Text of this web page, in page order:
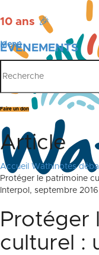
10 ans 🎉
ÉVÉNEMENTS
PUBLICATIONS
Menu
Faire un don
Article
Accueil
Wathinotes
Protéger le patrimoine
Interpol, septembre 2016
Protéger
culturel :